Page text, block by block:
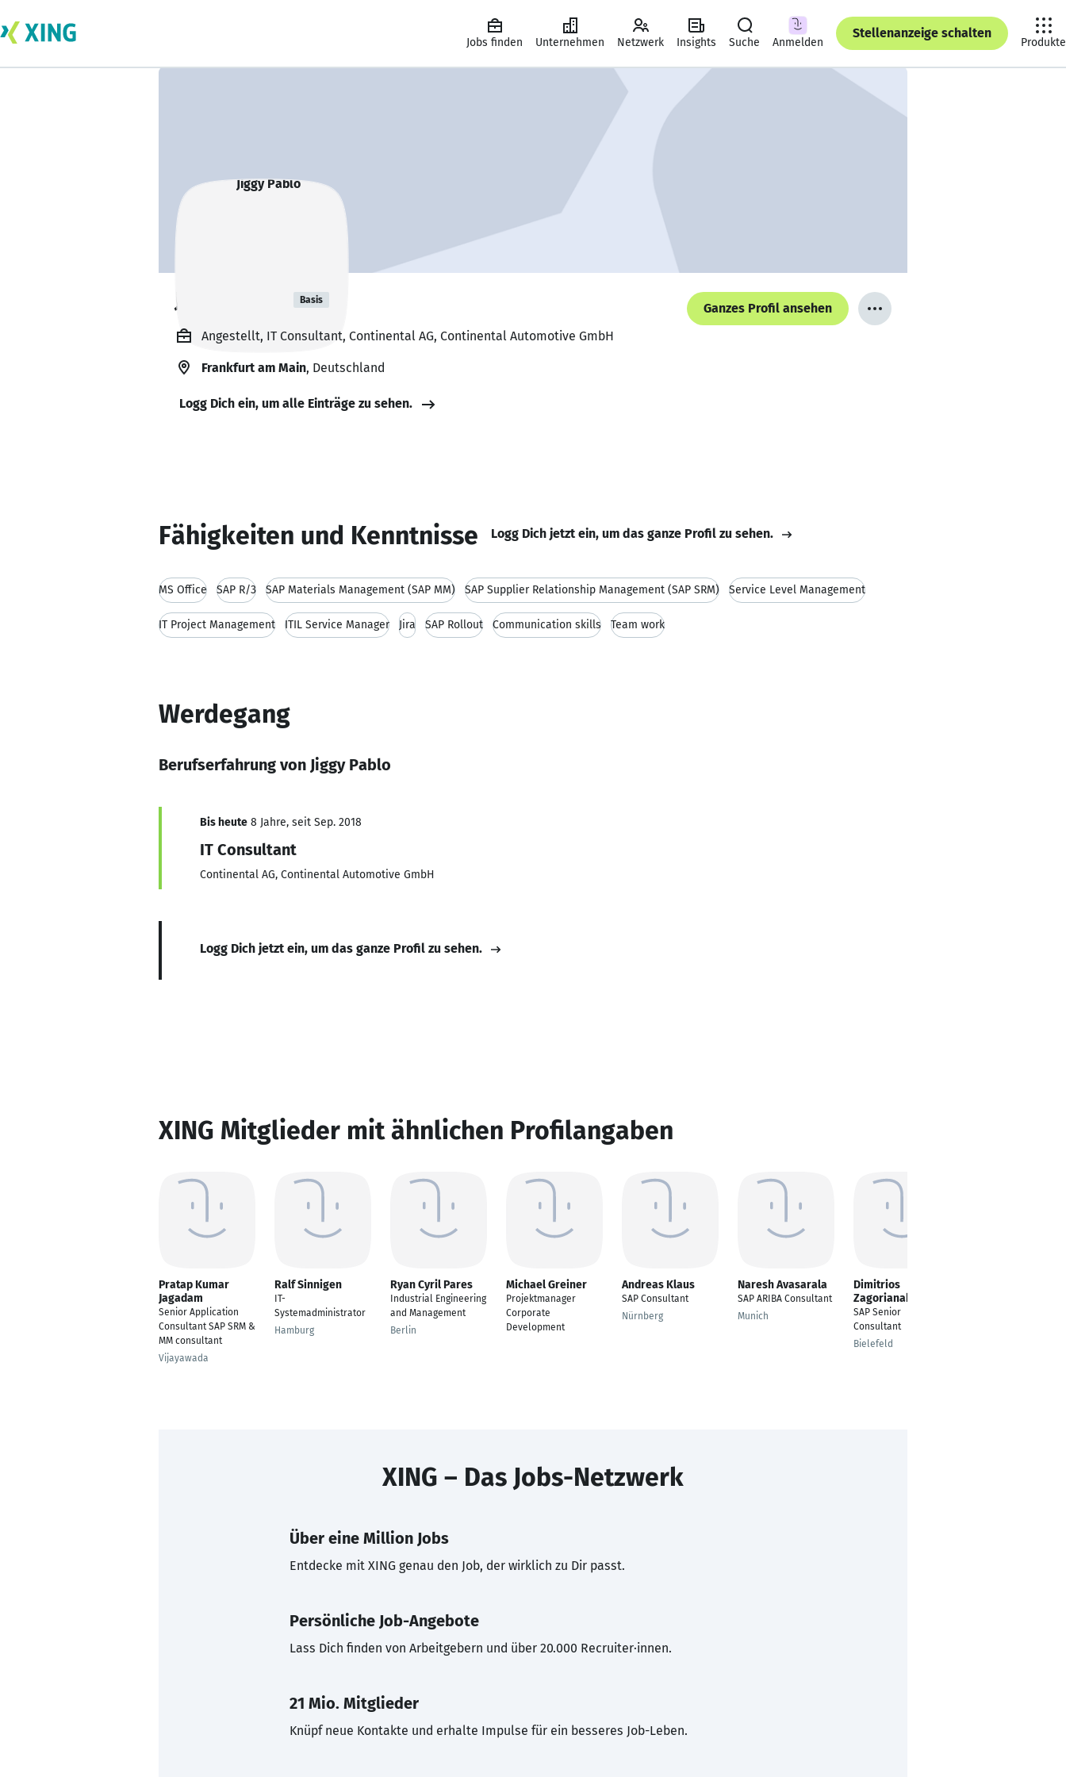
Jobs finden Unternehmen Netzwerk Insights Suche Anmelden
Stellenanzeige schalten
Produkte
Jiggy Pablo Basis
Ganzes Profil ansehen
Angestellt, IT Consultant, Continental AG, Continental Automotive GmbH
Frankfurt am Main, Deutschland
Logg Dich ein, um alle Einträge zu sehen.
Fähigkeiten und Kenntnisse Logg Dich jetzt ein, um das ganze Profil zu sehen.
MS Office SAP R/3 SAP Materials Management (SAP MM) SAP Supplier Relationship Management (SAP SRM) Service Level Management
IT Project Management ITIL Service Manager Jira SAP Rollout Communication skills Team work
Werdegang
Berufserfahrung von Jiggy Pablo
Bis heute 8 Jahre, seit Sep. 2018
IT Consultant
Continental AG, Continental Automotive GmbH
Logg Dich jetzt ein, um das ganze Profil zu sehen.
XING Mitglieder mit ähnlichen Profilangaben
Pratap Kumar
Jagadam
Senior Application
Consultant SAP SRM &
MM consultant
Vijayawada
Ralf Sinnigen
IT-
Systemadministrator
Hamburg
Ryan Cyril Pares
Industrial Engineering
and Management
Berlin
Michael Greiner
Projektmanager
Corporate
Development
Andreas Klaus
SAP Consultant
Nürnberg
Naresh Avasarala
SAP ARIBA Consultant
Munich
Dimitrios
Zagorianakos
SAP Senior
Consultant
Bielefeld
XING – Das Jobs-Netzwerk
Über eine Million Jobs
Entdecke mit XING genau den Job, der wirklich zu Dir passt.
Persönliche Job-Angebote
Lass Dich finden von Arbeitgebern und über 20.000 Recruiter·innen.
21 Mio. Mitglieder
Knüpf neue Kontakte und erhalte Impulse für ein besseres Job-Leben.